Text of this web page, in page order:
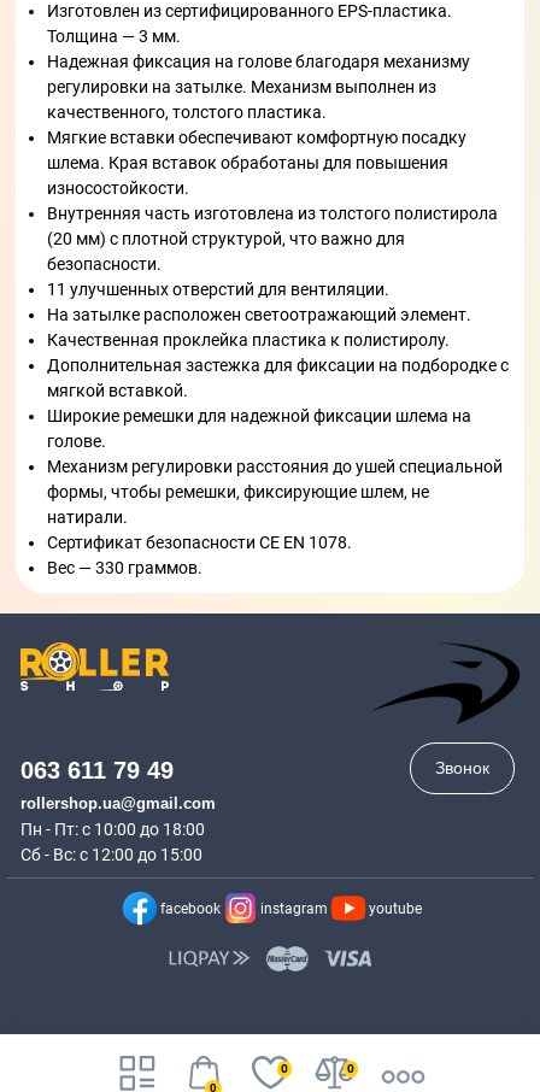
0
0 0
Изготовлен из сертифицированного EPS-пластика.
Толщина — 3 мм.
Надежная фиксация на голове благодаря механизму
регулировки на затылке. Механизм выполнен из
качественного, толстого пластика.
Мягкие вставки обеспечивают комфортную посадку
шлема. Края вставок обработаны для повышения
износостойкости.
Внутренняя часть изготовлена из толстого полистирола
(20 мм) с плотной структурой, что важно для
безопасности.
11 улучшенных отверстий для вентиляции.
На затылке расположен светоотражающий элемент.
Качественная проклейка пластика к полистиролу.
Дополнительная застежка для фиксации на подбородке с
мягкой вставкой.
Широкие ремешки для надежной фиксации шлема на
голове.
Механизм регулировки расстояния до ушей специальной
формы, чтобы ремешки, фиксирующие шлем, не
натирали.
Сертификат безопасности CE EN 1078.
Вес — 330 граммов.
063 611 79 49
rollershop.ua@gmail.com
Пн - Пт: с 10:00 до 18:00
Сб - Вс: с 12:00 до 15:00
Звонок
facebook instagram youtube